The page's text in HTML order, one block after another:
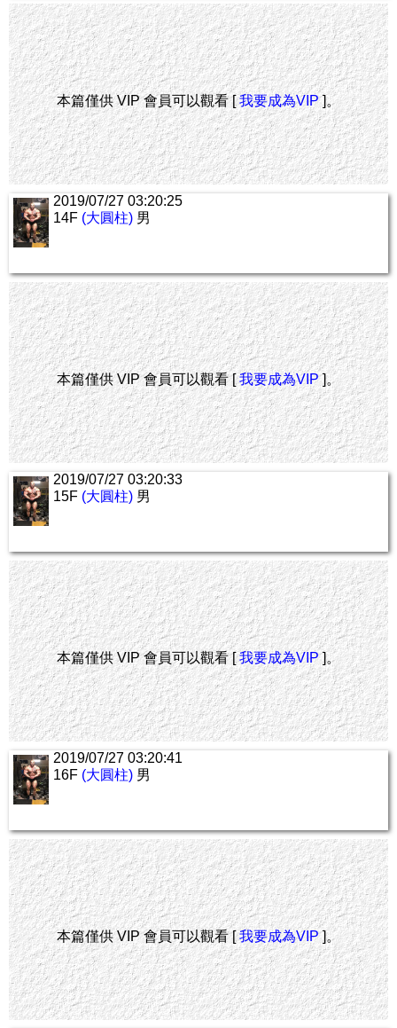
本篇僅供 VIP 會員可以觀看 [我要成為VIP]。
2019/07/27 03:20:25
14F (大圓柱) 男
本篇僅供 VIP 會員可以觀看 [我要成為VIP]。
2019/07/27 03:20:33
15F (大圓柱) 男
本篇僅供 VIP 會員可以觀看 [我要成為VIP]。
2019/07/27 03:20:41
16F (大圓柱) 男
本篇僅供 VIP 會員可以觀看 [我要成為VIP]。